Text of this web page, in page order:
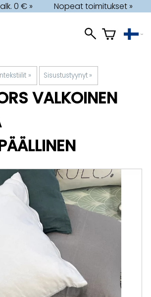
0 € » Nopeat toimitukset »
‪» Sisustustyynyt ‪»
VALKOINEN